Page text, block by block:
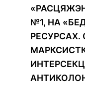
№1, НА
РЕСУРСАХ.